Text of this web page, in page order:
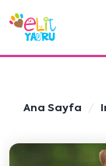
Ana Sayfa